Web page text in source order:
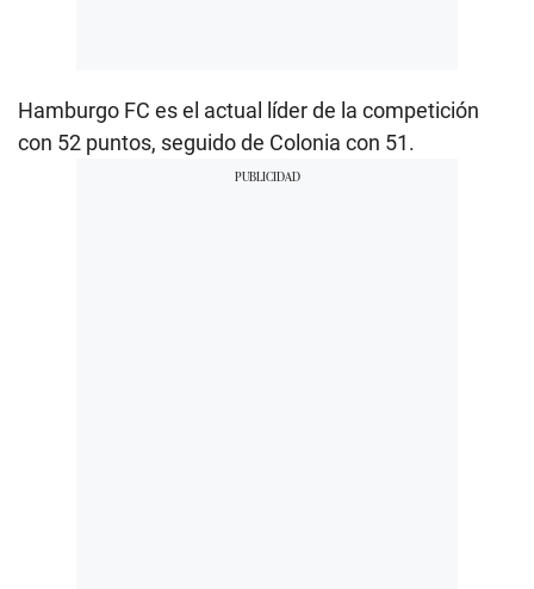
Hamburgo FC es el actual líder de la competición
con 52 puntos, seguido de Colonia con 51.